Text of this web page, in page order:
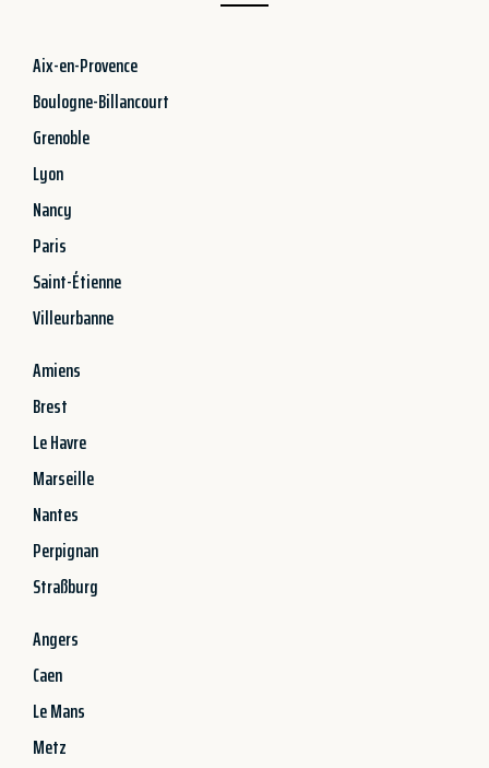
Aix-en-Provence
Boulogne-Billancourt
Grenoble
Lyon
Nancy
Paris
Saint-Étienne
Villeurbanne
Amiens
Brest
Le Havre
Marseille
Nantes
Perpignan
Straßburg
Angers
Caen
Le Mans
Metz